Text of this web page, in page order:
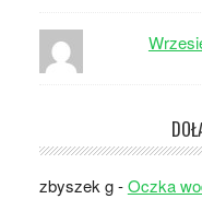
zbyszek g-Oczka